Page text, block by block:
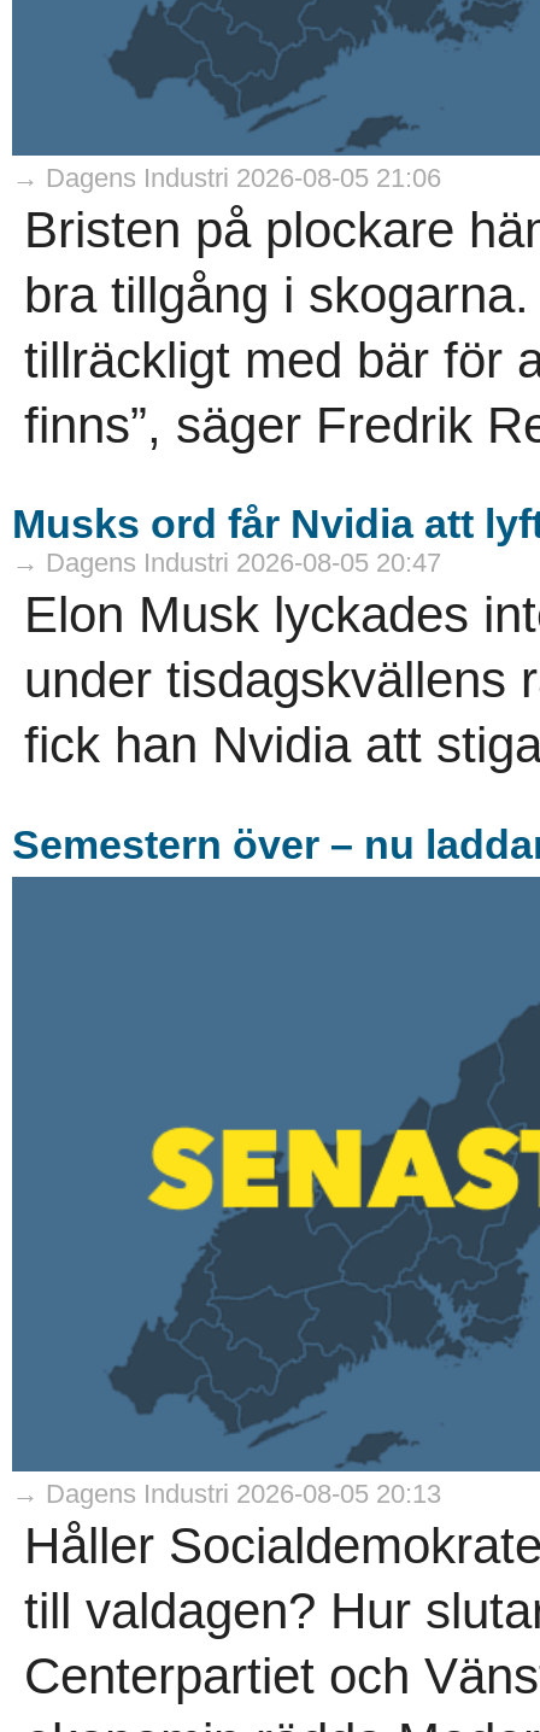
→ Dagens Industri 2026-08-05 21:06
Bristen på plockare
bra tillgång i
tillräckligt med bär för
finns”, säger Fredrik
Musks ord får Nvidia att
→ Dagens Industri 2026-08-05 20:47
Elon Musk lyckades
under tisdagskvällens
fick han Nvidia att
Semestern över – nu
→ Dagens Industri 2026-08-05 20:13
Håller
till valdagen? Hur
Centerpartiet och